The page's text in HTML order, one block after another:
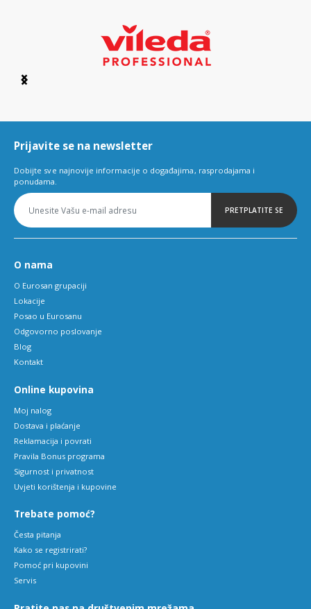
Item
6
Prijavite se na newsletter
Dobijte sve najnovije informacije o događajima, rasprodajama i
ponudama.
PRETPLATITE SE
O nama
O Eurosan grupaciji
Lokacije
Posao u Eurosanu
Odgovorno poslovanje
Blog
Kontakt
Online kupovina
Moj nalog
Dostava i plaćanje
Reklamacija i povrati
Pravila Bonus programa
Sigurnost i privatnost
Uvjeti korištenja i kupovine
Trebate pomoć?
Česta pitanja
Kako se registrirati?
Pomoć pri kupovini
Servis